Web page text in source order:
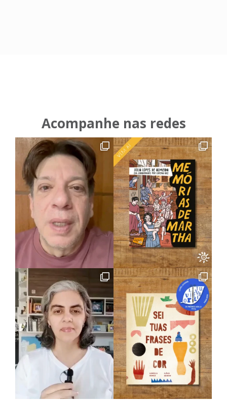
Acompanhe nas redes